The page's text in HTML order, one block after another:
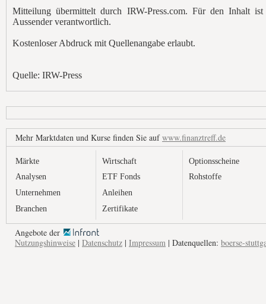
Mitteilung übermittelt durch IRW-Press.com. Für den Inhalt ist
Aussender verantwortlich.
Kostenloser Abdruck mit Quellenangabe erlaubt.
Quelle: IRW-Press
Mehr Marktdaten und Kurse finden Sie aufwww.finanztreff.de
Märkte
Analysen
Unternehmen
Branchen
Wirtschaft
ETF Fonds
Anleihen
Zertifikate
Optionsscheine
Rohstoffe
Angebote der
Nutzungshinweise | Datenschutz | Impressum | Datenquellen: boerse-